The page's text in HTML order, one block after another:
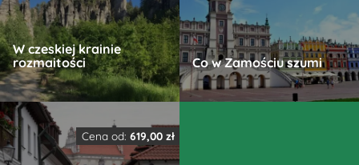
W czeskiej krainie
rozmaitości
Ten
produkt
ma
Co w Zamościu szumi
ma
Cena od: 619,00 zł